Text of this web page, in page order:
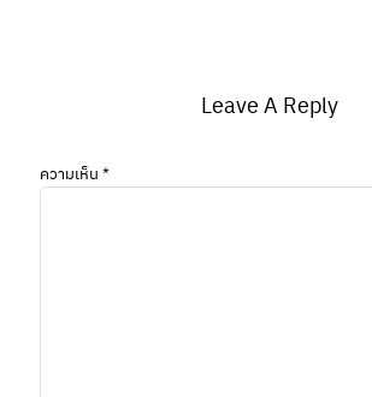
Leave A Reply
ความเห็น *